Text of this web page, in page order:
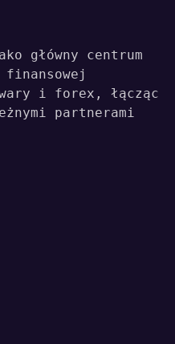
główny centrum
i forex, łącząc
partnerami